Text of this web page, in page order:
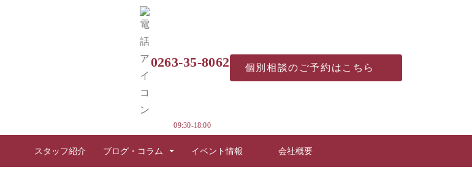
0263-35-8062
09:30-18:00
個別相談の ご予約はこちら
スタッフ紹介 ブログ・コラム イベント情報 会社概要